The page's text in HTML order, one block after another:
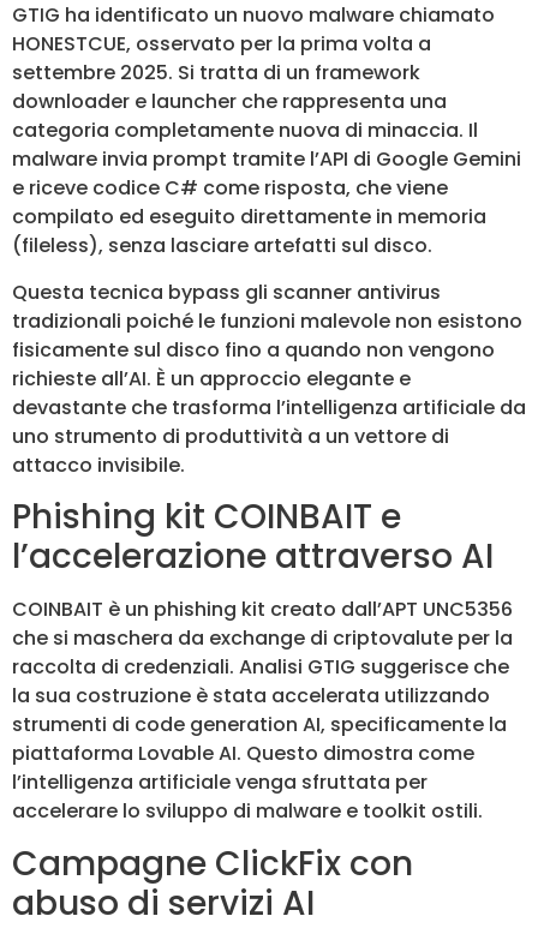
GTIG ha identificato un nuovo malware chiamato
HONESTCUE, osservato per la prima volta a
settembre 2025. Si tratta di un framework
downloader e launcher che rappresenta una
categoria completamente nuova di minaccia. Il
malware invia prompt tramite l’API di Google Gemini
e riceve codice C# come risposta, che viene
compilato ed eseguito direttamente in memoria
(fileless), senza lasciare artefatti sul disco.
Questa tecnica bypass gli scanner antivirus
tradizionali poiché le funzioni malevole non esistono
fisicamente sul disco fino a quando non vengono
richieste all’AI. È un approccio elegante e
devastante che trasforma l’intelligenza artificiale da
uno strumento di produttività a un vettore di
attacco invisibile.
Phishing kit COINBAIT e
l’accelerazione attraverso AI
COINBAIT è un phishing kit creato dall’APT UNC5356
che si maschera da exchange di criptovalute per la
raccolta di credenziali. Analisi GTIG suggerisce che
la sua costruzione è stata accelerata utilizzando
strumenti di code generation AI, specificamente la
piattaforma Lovable AI. Questo dimostra come
l’intelligenza artificiale venga sfruttata per
accelerare lo sviluppo di malware e toolkit ostili.
Campagne ClickFix con
abuso di servizi AI